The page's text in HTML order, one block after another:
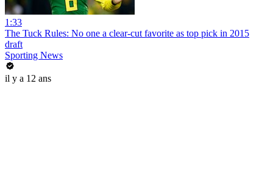
1:33
The Tuck Rules: No one a clear-cut favorite as top pick in 2015
draft
Sporting News
il y a 12 ans